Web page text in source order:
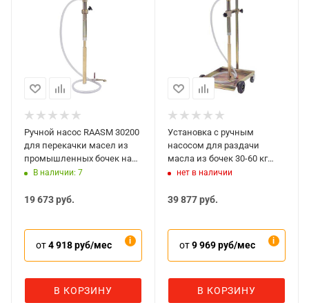
Ручной насос RAASM 30200
для перекачки масел из
промышленных бочек на
180/220 кг
В наличии: 7
19 673руб.
от4 918 руб/мес
В КОРЗИНУ
Установка с ручным
насосом для раздачи
масла из бочек 30-60 кг
RAASM 30050
нет в наличии
39 877руб.
от9 969 руб/мес
В КОРЗИНУ